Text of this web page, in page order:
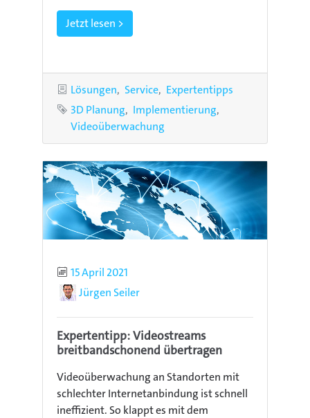
Jetzt lesen >
Kategorien
Lösungen Service Expertentipps
Schlagworte
3D Planung
Implementierung
Videoüberwachung
Publiziert
15 April 2021
AutorJürgen Seiler
Expertentipp: Videostreams
breitbandschonend übertragen
Videoüberwachung an Standorten mit
schlechter Internetanbindung ist schnell
ineffizient. So klappt es mit dem